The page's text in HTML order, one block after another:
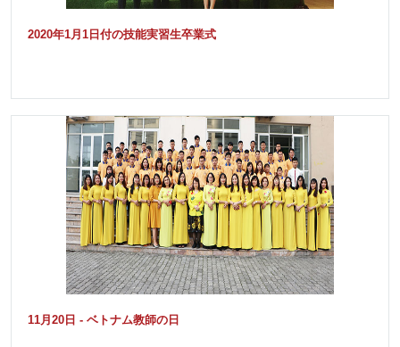
2020年1月1日付の技能実習生卒業式
11月20日 - ベトナム教師の日